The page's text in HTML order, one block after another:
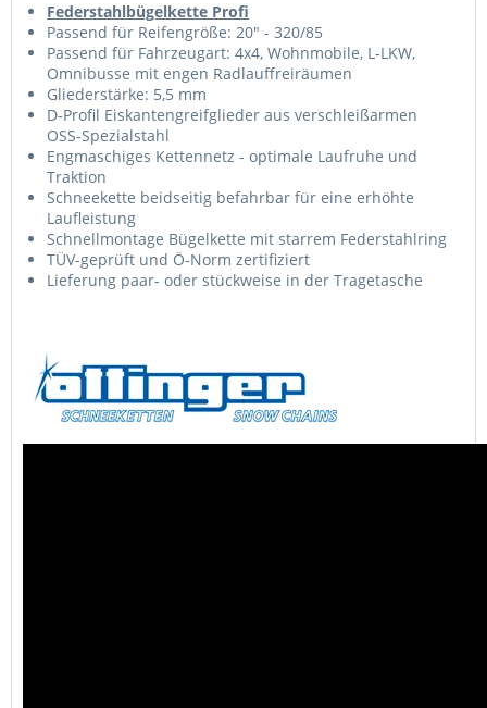
Federstahlbügelkette Profi
Passend für Reifengröße: 20" - 320/85
Passend für Fahrzeugart: 4x4, Wohnmobile, L-LKW,
Omnibusse mit engen Radlauffreiräumen
Gliederstärke: 5,5 mm
D-Profil Eiskantengreifglieder aus verschleißarmen
OSS-Spezialstahl
Engmaschiges Kettennetz - optimale Laufruhe und
Traktion
Schneekette beidseitig befahrbar für eine erhöhte
Laufleistung
Schnellmontage Bügelkette mit starrem Federstahlring
TÜV-geprüft und Ö-Norm zertifiziert
Lieferung paar- oder stückweise in der Tragetasche